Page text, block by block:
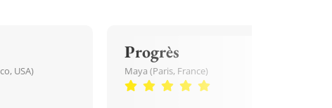
USA)
Progrès
Maya (Paris, France)